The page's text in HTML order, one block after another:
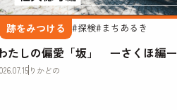
跡をみつける #探検#まちあるき
たしの偏愛「坂」 ーさくほ編ー
りかどの